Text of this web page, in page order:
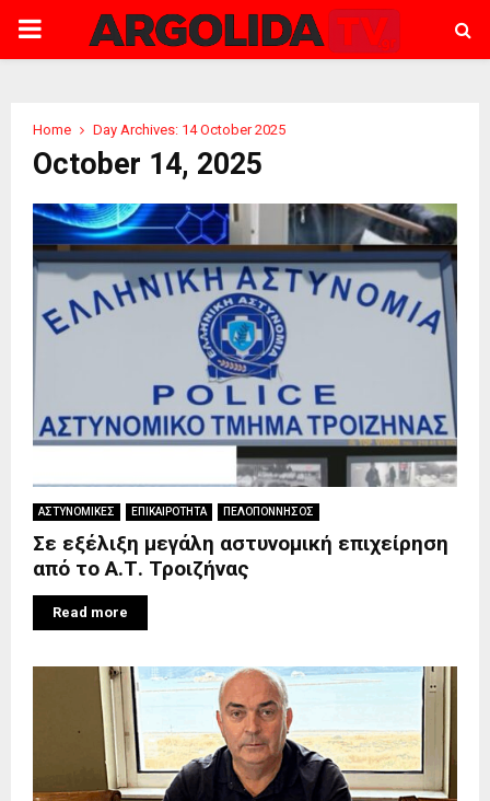
PRIMARY
Home Day Archives: 14 October 2025
October 14, 2025
ΑΣΤΥΝΟΜΙΚΕΣ ΕΠΙΚΑΙΡΟΤΗΤΑ ΠΕΛΟΠΟΝΝΗΣΟΣ
Σε εξέλιξη μεγάλη αστυνομική επιχείρηση
από το Α.Τ. Τροιζήνας
Read more